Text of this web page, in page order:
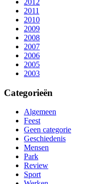
2012
2011
2010
2009
2008
2007
2006
2005
2003
Categorieën
Algemeen
Feest
Geen categorie
Geschiedenis
Mensen
Park
Review
Sport